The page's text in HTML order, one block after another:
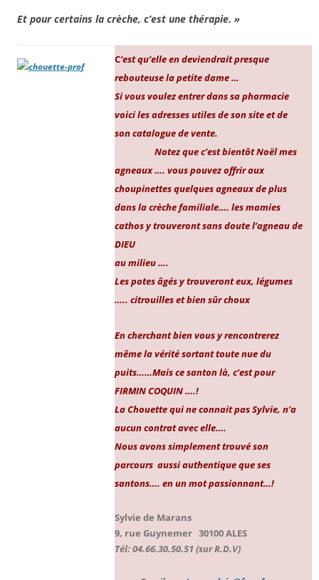
Et pour certains la crèche, c’est une thérapie. »
C‘est qu’elle en deviendrait presque
rebouteuse la petite dame …
Si vous voulez entrer dans sa pharmacie
voici les adresses utiles de son site et de
son catalogue de vente.
Notez que c’est bientôt Noël mes
agneaux …. vous pouvez offrir aux
choupinettes quelques agneaux de plus
dans la crèche familiale…. les mamies
cathos y trouveront sans doute l’agneau de
DIEU
au milieu ….
Les potes âgés y trouveront eux, légumes
….. citrouilles et bien sûr choux
En cherchant bien vous y rencontrerez
même la vérité sortant toute nue du
puits……Mais ce santon là, c’est pour
FIRMIN COQUIN ….!
La Chouette qui ne connait pas Sylvie, n’a
aucun contrat avec elle….
Nous avons simplement trouvé son
parcours aussi authentique que ses
santons…. en un mot passionnant…!
Sylvie de Marans
9, rue Guynemer 30100 ALES
Tél: 04.66.30.50.51 (sur R.D.V)